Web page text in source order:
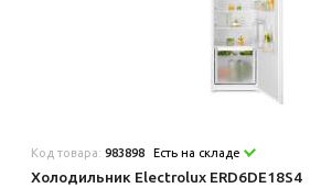
Код товара:983898 Есть на складе
Холодильник Electrolux ERD6DE18S4